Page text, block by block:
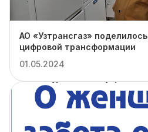
АО «Узтрансгаз»
цифровой трансформации
01.05.2024